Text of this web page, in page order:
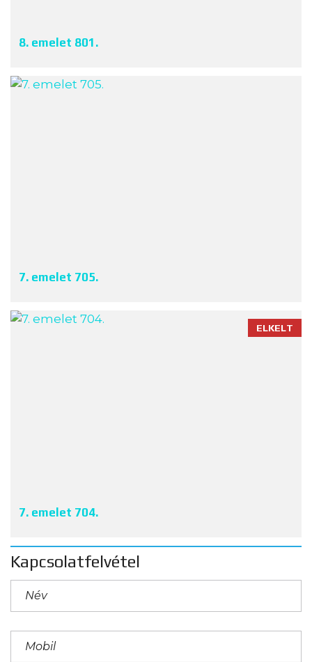
8. emelet 801.
7. emelet 705.
ELKELT
7. emelet 704.
Kapcsolatfelvétel